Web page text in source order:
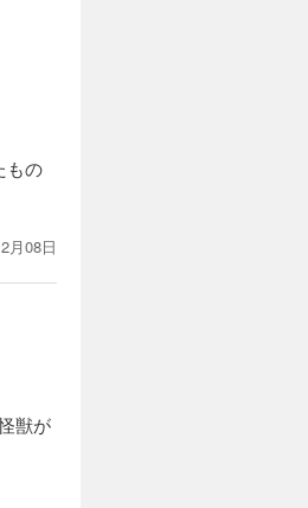
もの
月08日
獣が